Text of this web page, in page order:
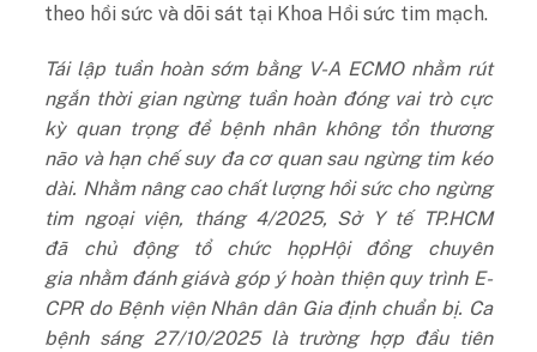
theo hồi sức và dõi sát tại Khoa Hồi sức tim mạch.
Tái lập tuần hoàn sớm bằng V-A ECMO nhằm rút
ngắn thời gian ngừng tuần hoàn đóng vai trò cực
kỳ quan trọng để bệnh nhân không tổn thương
não và hạn chế suy đa cơ quan sau ngừng tim kéo
dài. Nhằm nâng cao chất lượng hồi sức cho ngừng
tim ngoại viện, tháng 4/2025, Sở Y tế TP.HCM
đãchủ độngtổ chức họpHội đồng chuyên
gianhằmđánh giávàgóp ý hoàn thiện quy trình E-
CPR do Bệnh viện Nhân dân Gia định chuẩn bị. Ca
bệnh sáng 27/10/2025 là trường hợp đầu tiên